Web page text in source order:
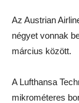
Az Austrian
négyet vonnak
március között.
A Lufthansa
mikrométeres